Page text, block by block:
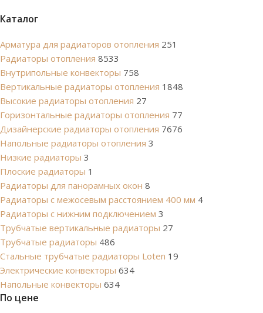
Каталог
Арматура для радиаторов отопления 251
Радиаторы отопления 8533
Внутрипольные конвекторы 758
Вертикальные радиаторы отопления 1848
Высокие радиаторы отопления 27
Горизонтальные радиаторы отопления 77
Дизайнерские радиаторы отопления 7676
Напольные радиаторы отопления 3
Низкие радиаторы 3
Плоские радиаторы 1
Радиаторы для панорамных окон 8
Радиаторы с межосевым расстоянием 400 мм 4
Радиаторы с нижним подключением 3
Трубчатые вертикальные радиаторы 27
Трубчатые радиаторы 486
Cтальные трубчатые радиаторы Loten 19
Электрические конвекторы 634
Напольные конвекторы 634
По цене